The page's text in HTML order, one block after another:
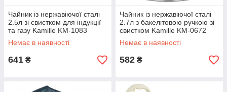
Чайник із нержавіючої сталі
2.5л зі свистком для індукції
та газу Kamille KM-1083
Немає в наявності
641 ₴
Чайник із нержавіючої сталі
2.7л з бакелітовою ручкою зі
свистком Kamille KM-0672
Немає в наявності
582 ₴